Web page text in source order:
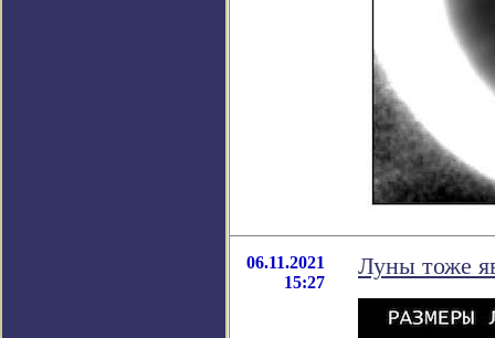
06.11.2021
15:27
Луны тоже